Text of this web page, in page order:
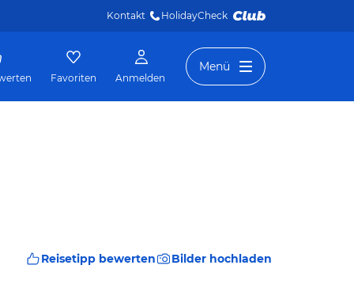
Kontakt HolidayCheck
Favoriten Anmelden
Menü
Reisetipp bewerten Bilder hochladen